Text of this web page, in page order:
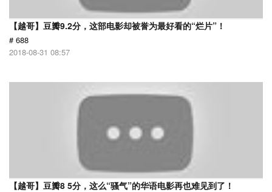
【越哥】豆瓣9.2分，这部电影却被誉为最好看的“烂片”！
# 688
2018-08-31 08:57
【越哥】豆瓣8 5分，这么“骚气”的华语电影再也难见到了！